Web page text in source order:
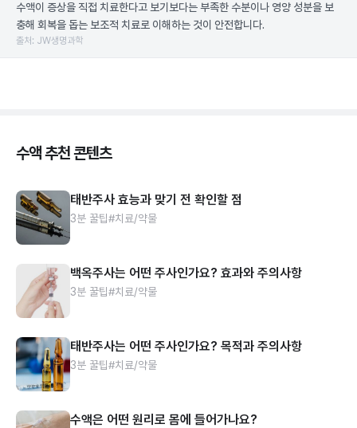
수액이 증상을 직접 치료한다고 보기보다는 부족한 수분이나 영양 성분을 보
충해 회복을 돕는 보조적 치료로 이해하는 것이 안전합니다.
출처: JW생명과학
수액 추천 콘텐츠
태반주사 효능과 맞기 전 확인할 점
3분 꿀팁#치료/약물
백옥주사는 어떤 주사인가요? 효과와 주의사항
3분 꿀팁#치료/약물
태반주사는 어떤 주사인가요? 목적과 주의사항
3분 꿀팁#치료/약물
수액은 어떤 원리로 몸에 들어가나요?